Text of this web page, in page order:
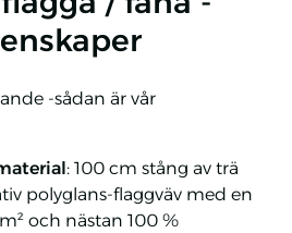
-sådan är vår
: 100 cm stång av trä
polyglans-flaggväv med en
och nästan 100 %